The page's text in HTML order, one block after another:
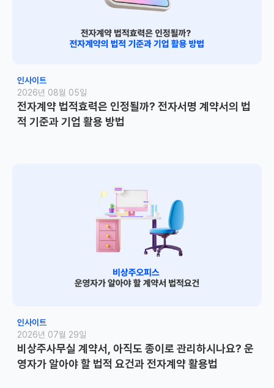
인사이트
2026년 08월 05일
전자계약 법적효력은 인정될까? 전자서명 계약서의 법
적 기준과 기업 활용 방법
인사이트
2026년 07월 29일
비상주사무실 계약서, 아직도 종이로 관리하시나요? 운
영자가 알아야 할 법적 요건과 전자계약 활용법